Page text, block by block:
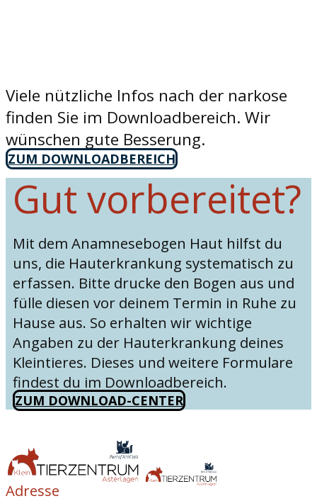
Viele nützliche Infos nach der narkose
finden Sie im Downloadbereich. Wir
wünschen gute Besserung.
ZUM DOWNLOADBEREICH
Gut vorbereitet?
Mit dem Anamnesebogen Haut hilfst du
uns, die Hauterkrankung systematisch zu
erfassen. Bitte drucke den Bogen aus und
fülle diesen vor deinem Termin in Ruhe zu
Hause aus. So erhalten wir wichtige
Angaben zu der Hauterkrankung deines
Kleintieres. Dieses und weitere Formulare
findest du im Downloadbereich.
ZUM DOWNLOAD-CENTER
Adresse